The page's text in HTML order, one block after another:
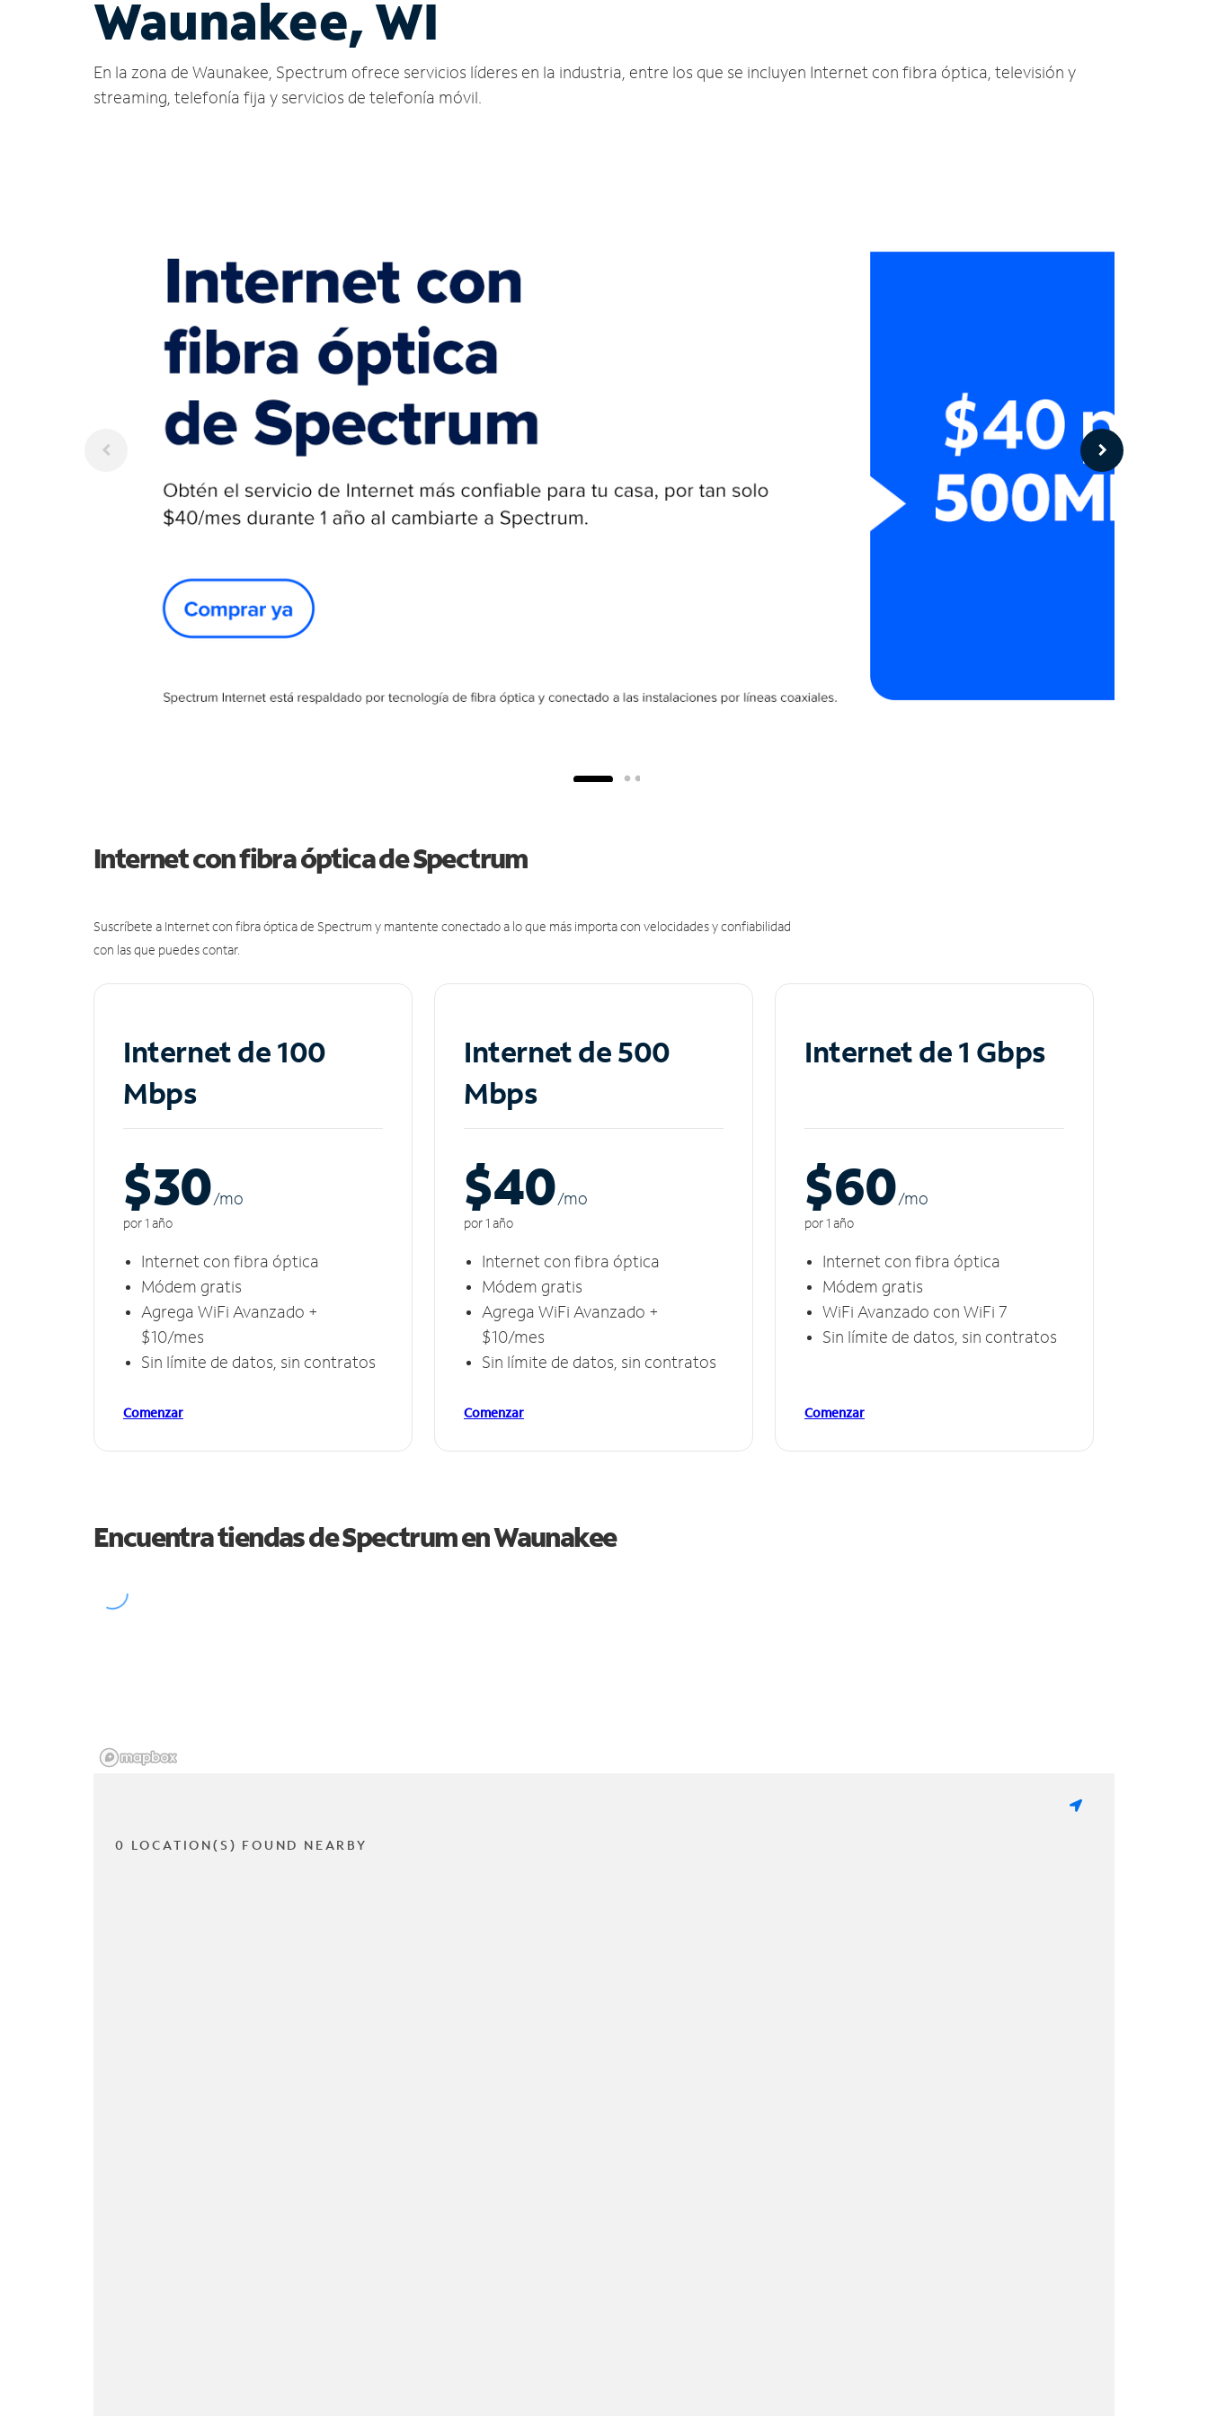
Waunakee, WI
En la zona de Waunakee, Spectrum ofrece servicios líderes en la industria, entre los que se incluyen Internet con fibra óptica, televisión y
streaming, telefonía fija y servicios de telefonía móvil.
Internet con fibra óptica de Spectrum
Suscríbete a Internet con fibra óptica de Spectrum y mantente conectado a lo que más importa con velocidades y confiabilidad
con las que puedes contar.
Internet de 100
Mbps
$30/mo
por 1 año
Internet con fibra óptica
Módem gratis
Agrega WiFi Avanzado +
$10/mes
Sin límite de datos, sin contratos
Comenzar
Internet de 500
Mbps
$40/mo
por 1 año
Internet con fibra óptica
Módem gratis
Agrega WiFi Avanzado +
$10/mes
Sin límite de datos, sin contratos
Comenzar
Internet de 1 Gbps
$60/mo
por 1 año
Internet con fibra óptica
Módem gratis
WiFi Avanzado con WiFi 7
Sin límite de datos, sin contratos
Comenzar
Encuentra tiendas de Spectrum enWaunakee
0 LOCATION(S) FOUND NEARBY